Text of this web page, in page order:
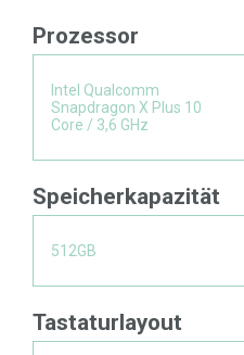
Prozessor
Intel Qualcomm
Snapdragon X Plus 10
Core / 3,6 GHz
Speicherkapazität
512GB
Tastaturlayout